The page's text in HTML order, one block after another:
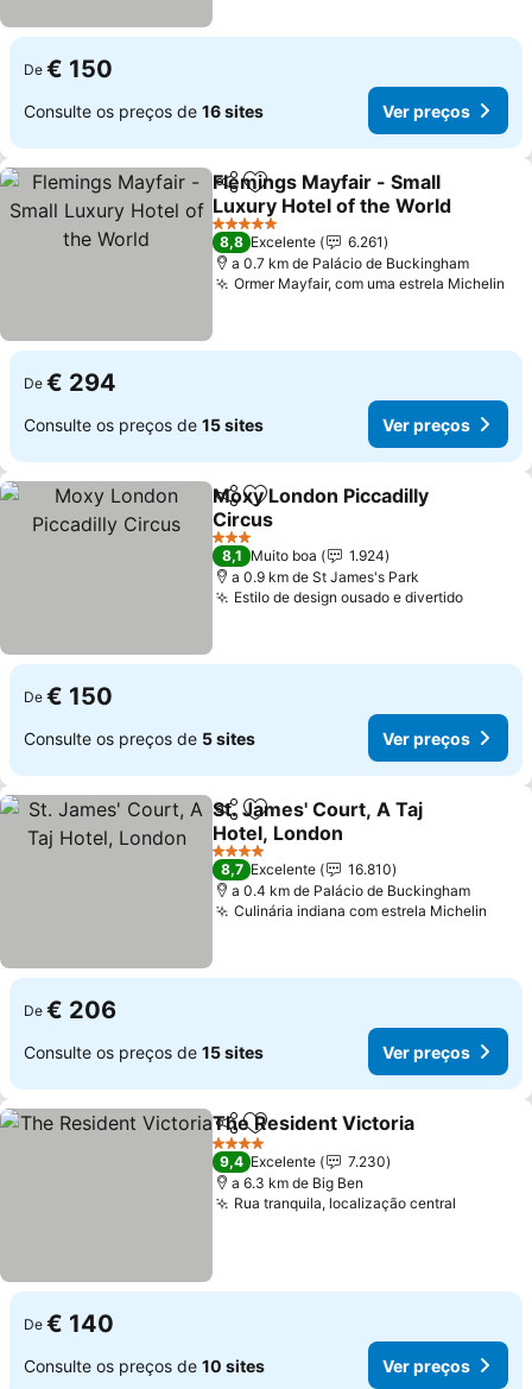
De € 150
Consulte os preços de 16 sites Ver preços
PartilharAdicionar aos favoritos
Flemings Mayfair - Small
Luxury Hotel of the World
Ver preços
5 Estrelas
8,8 Excelente
6.261
a 0.7 km de Palácio de Buckingham
Ormer Mayfair, com uma estrela Michelin
De € 294
Consulte os preços de 15 sites Ver preços
PartilharAdicionar aos favoritos
Moxy London Piccadilly
Circus
Ver preços
3 Estrelas
8,1 Muito boa
1.924
a 0.9 km de St James's Park
Estilo de design ousado e divertidoVer
De € 150
Consulte os preços de 5 sites Ver preços
PartilharAdicionar aos favoritos
St. James' Court, A Taj
Hotel, London
Ver preços
4 Estrelas
8,7 Excelente
16.810
a 0.4 km de Palácio de Buckingham
Culinária indiana com estrela Michelin
De € 206
Consulte os preços de 15 sites Ver preços
PartilharAdicionar aos favoritos
The Resident Victoria
4 Estrelas
9,4 Excelente
7.230
a 6.3 km de Big Ben
Rua tranquila, localização central
De € 140
Consulte os preços de 10 sites Ver preços